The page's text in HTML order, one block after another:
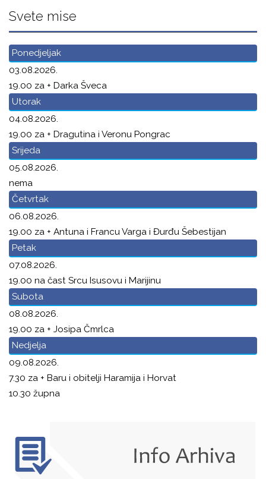
Svete mise
Ponedjeljak
03.08.2026.
19.00 za + Darka Šveca
Utorak
04.08.2026.
19.00 za + Dragutina i Veronu Pongrac
Srijeda
05.08.2026.
nema
Četvrtak
06.08.2026.
19.00 za + Antuna i Francu Varga i Đurđu Šebestijan
Petak
07.08.2026.
19.00 na čast Srcu Isusovu i Marijinu
Subota
08.08.2026.
19.00 za + Josipa Čmrlca
Nedjelja
09.08.2026.
7.30 za + Baru i obitelji Haramija i Horvat
10.30 župna